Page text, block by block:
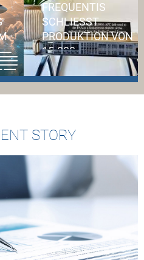
FREQUENTIS
SCHLIESST P
RODUKTION VON 1
5.000 A
PC‑GATEWAYS IM R
AHMEN DES 1
F TRANSPORTATION
B
15.000ster
Air‑to‑Ground
Converter (APC) für
(BNATCS) der FAA
produziert
STORY